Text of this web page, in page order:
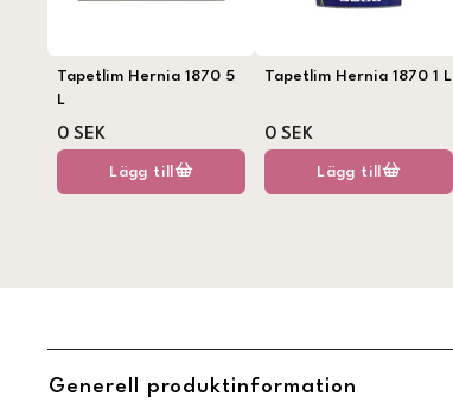
Tapetlim Hernia 1870 5
L
0 SEK
Lägg till
Tapetlim Hernia 1870 1 L
0 SEK
Lägg till
Generell produktinformation